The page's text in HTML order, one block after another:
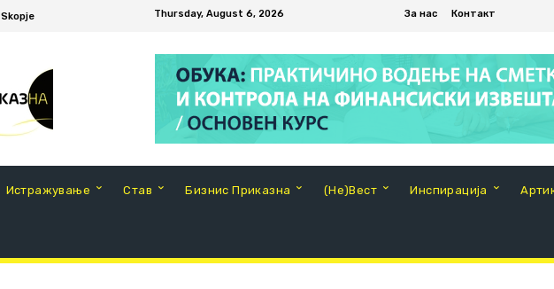
Skopje Thursday, August 6, 2026 За нас Контакт
Истражување Став Бизнис Приказна (Не)Вест Инспирација